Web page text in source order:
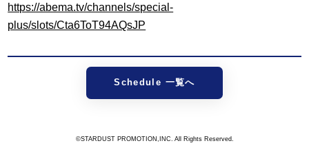
https://abema.tv/channels/special-
plus/slots/Cta6ToT94AQsJP
Schedule 一覧へ
©STARDUST PROMOTION,INC. All Rights Reserved.